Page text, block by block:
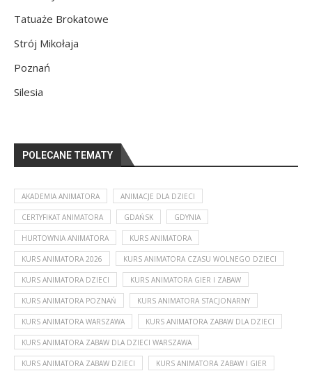
Tatuaże Brokatowe
Strój Mikołaja
Poznań
Silesia
POLECANE TEMATY
AKADEMIA ANIMATORA ANIMACJE DLA DZIECI
CERTYFIKAT ANIMATORA GDAŃSK GDYNIA
HURTOWNIA ANIMATORA KURS ANIMATORA
KURS ANIMATORA 2026 KURS ANIMATORA CZASU WOLNEGO DZIECI
KURS ANIMATORA DZIECI KURS ANIMATORA GIER I ZABAW
KURS ANIMATORA POZNAŃ KURS ANIMATORA STACJONARNY
KURS ANIMATORA WARSZAWA KURS ANIMATORA ZABAW DLA DZIECI
KURS ANIMATORA ZABAW DLA DZIECI WARSZAWA
KURS ANIMATORA ZABAW DZIECI KURS ANIMATORA ZABAW I GIER